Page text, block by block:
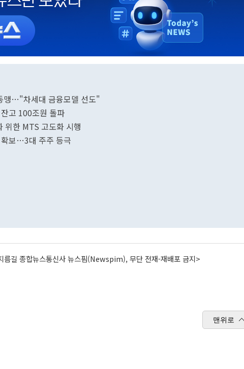
맹…"차세대 금융모델 선도"
고 100조원 돌파
위한 MTS 고도화 시행
보…3대 주주 등극
름길 종합뉴스통신사 뉴스핌(Newspim), 무단 전재-재배포 금지>
맨위로